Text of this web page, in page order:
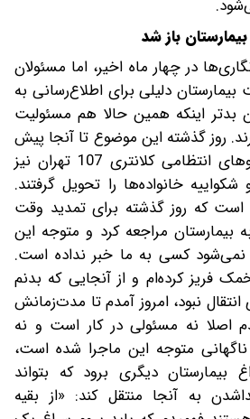
باز شد
در چهار ماه اخیر، اما مسئولان
دلیلی برای اطلاع‌رسانی به
بدتر اینکه همین حالا هم مسئولیت
روز گذشته این موضوع تا آنجا پیش
رفت که تعدادی از نیروهای انتظامی کلانتری 107 تهران نیز
خانواده‌ها را تحویل گرفتند.
است که روز گذشته برای تمدید وقت
بیمارستان مراجعه کرد و متوجه این
نمی‌شود کسی به ما خبر نداده است.
اینجا تخمک فریز کرده‌ام و از آنجایی که بدنم
انتقال نبود، امروز آمدم تا مدت‌زمانش
اصلا نه مسئولی در کار است و نه
متوجه این ماجرا شده است،
بیمارستان دیگری برود که بتواند
به آنجا منتقل کند: «از بقیه